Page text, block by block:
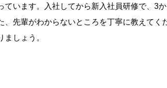
ています。入社してから新入社員研修で、3
、先輩がわからないところを丁寧に教えてく
ましょう。